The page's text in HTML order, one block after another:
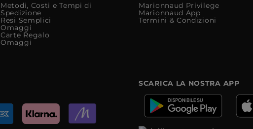
Metodi, Costi e Tempi di
Spedizione
Resi Semplici
Omaggi
Carte Regalo
Omaggi
Marionnaud Privilege
Marionnaud App
Termini & Condizioni
SCARICA LA NOSTRA APP